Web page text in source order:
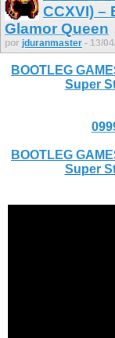
CCXVI) –
Glamor Queen
por jduranmaster - 13/
BOOTLEG
Super
BOOTLEG
Super